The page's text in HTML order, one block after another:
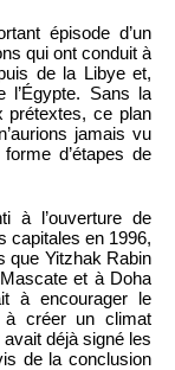
épisode d’un
qui ont conduit à
de la Libye et,
Sans la
prétextes, ce plan
jamais vu
d’étapes de
à l’ouverture de
capitales en 1996,
que Yitzhak Rabin
et à Doha
à encourager le
à créer un climat
déjà signé les
de la conclusion